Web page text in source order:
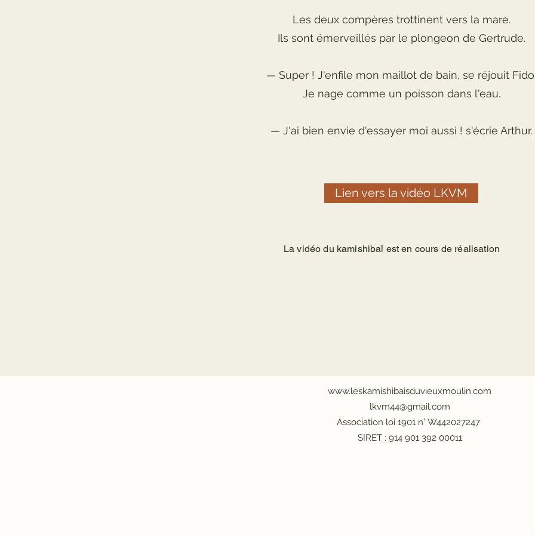
Les deux compères trottinent vers la mare.
Ils sont émerveillés par le plongeon de Gertrude.
— Super ! J'enfile mon maillot de bain, se réjouit
Je nage comme un poisson dans l'eau.
— J'ai bien envie d'essayer moi aussi ! s'écrie Arthur.
Lien vers la vidéo LKVM
La vidéo du kamishibaï est en cours de réalisation
www.leskamishibaisduvieuxmoulin.com
lkvm44@gmail.com
Association loi 1901 n° W442027247
SIRET : 914 901 392 00011